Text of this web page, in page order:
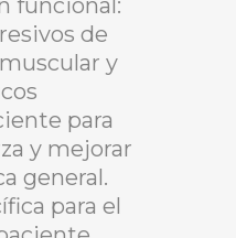
funcional:
de
y
para
y mejorar
general.
para el